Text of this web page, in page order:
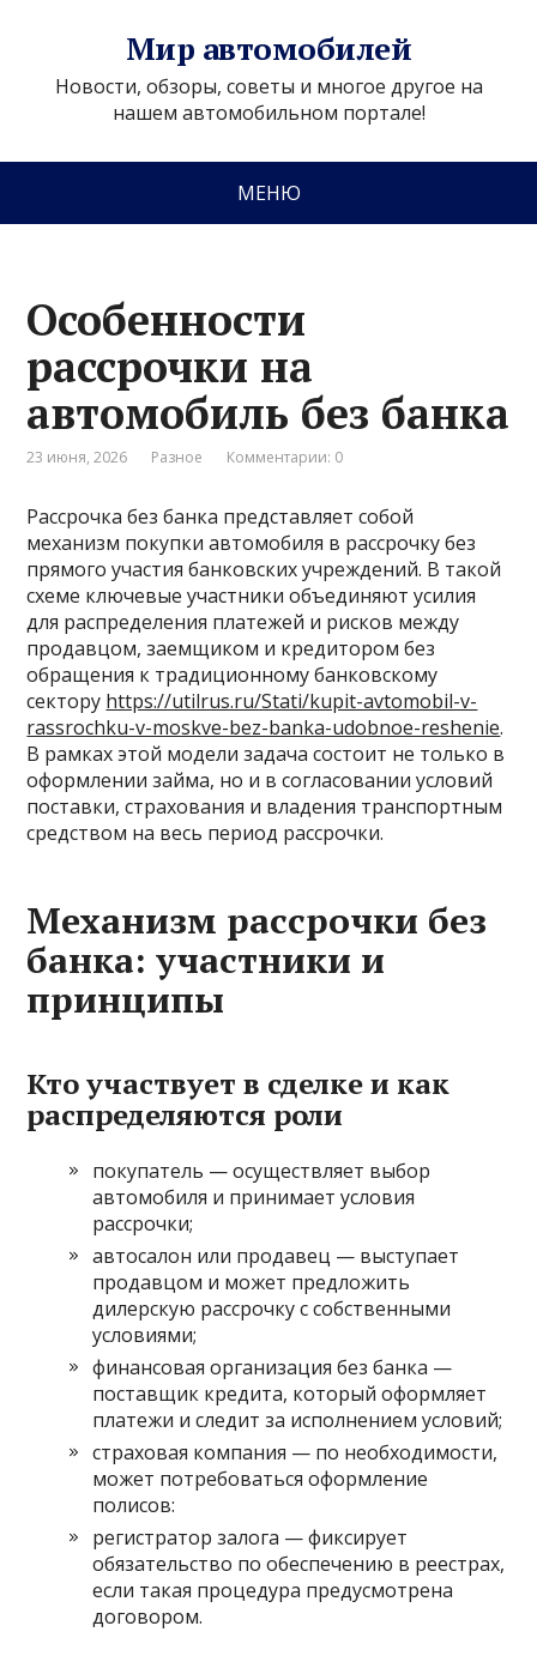
Мир автомобилей
Новости, обзоры, советы и многое другое на
нашем автомобильном портале!
МЕНЮ
Особенности
рассрочки на
автомобиль без банка
23 июня, 2026 Разное Комментарии: 0
Рассрочка без банка представляет собой
механизм покупки автомобиля в рассрочку без
прямого участия банковских учреждений. В такой
схеме ключевые участники объединяют усилия
для распределения платежей и рисков между
продавцом, заемщиком и кредитором без
обращения к традиционному банковскому
сектору https://utilrus.ru/Stati/kupit-avtomobil-v-
rassrochku-v-moskve-bez-banka-udobnoe-reshenie.
В рамках этой модели задача состоит не только в
оформлении займа, но и в согласовании условий
поставки, страхования и владения транспортным
средством на весь период рассрочки.
Механизм рассрочки без
банка: участники и
принципы
Кто участвует в сделке и как
распределяются роли
покупатель — осуществляет выбор
автомобиля и принимает условия
рассрочки;
автосалон или продавец — выступает
продавцом и может предложить
дилерскую рассрочку с собственными
условиями;
финансовая организация без банка —
поставщик кредита, который оформляет
платежи и следит за исполнением условий;
страховая компания — по необходимости,
может потребоваться оформление
полисов:
регистратор залога — фиксирует
обязательство по обеспечению в реестрах,
если такая процедура предусмотрена
договором.